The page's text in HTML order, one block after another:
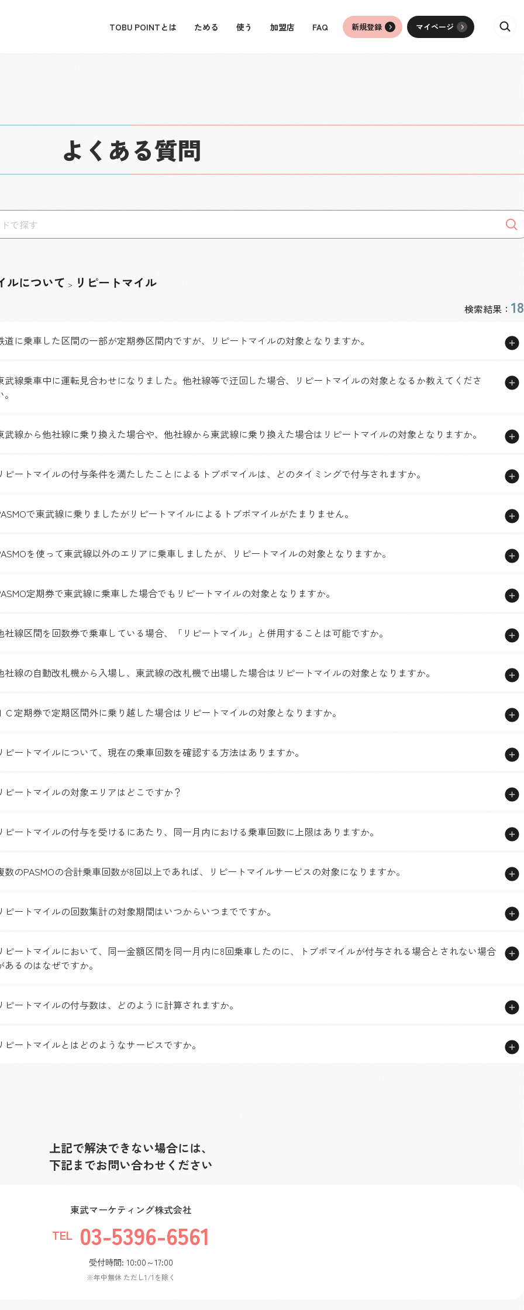
TOBU POINTとは ためる 使う 加盟店 FAQ 新規登録 マイページ
よくある質問
ルについて > リピートマイル
検索結果： 18
道に乗車した区間の一部が定期券区間内ですが、リピートマイルの対象となりますか。
武線乗車中に運転見合わせになりました。他社線等で迂回した場合、リピートマイルの対象となるか教えてくださ
武線から他社線に乗り換えた場合や、他社線から東武線に乗り換えた場合はリピートマイルの対象となりますか。
ピートマイルの付与条件を満たしたことによるトブポマイルは、どのタイミングで付与されますか。
で東武線に乗りましたがリピートマイルによるトブポマイルがたまりません。
を使って東武線以外のエリアに乗車しましたが、リピートマイルの対象となりますか。
定期券で東武線に乗車した場合でもリピートマイルの対象となりますか。
社線区間を回数券で乗車している場合、「リピートマイル」と併用することは可能ですか。
社線の自動改札機から入場し、東武線の改札機で出場した場合はリピートマイルの対象となりますか。
Ｃ定期券で定期区間外に乗り越した場合はリピートマイルの対象となりますか。
ピートマイルについて、現在の乗車回数を確認する方法はありますか。
ピートマイルの対象エリアはどこですか？
ピートマイルの付与を受けるにあたり、同一月内における乗車回数に上限はありますか。
数のPASMOの合計乗車回数が8回以上であれば、リピートマイルサービスの対象になりますか。
ピートマイルの回数集計の対象期間はいつからいつまでですか。
ピートマイルにおいて、同一金額区間を同一月内に8回乗車したのに、トブポマイルが付与される場合とされない場合
あるのはなぜですか。
ピートマイルの付与数は、どのように計算されますか。
ピートマイルとはどのようなサービスですか。
上記で解決できない場合には、
下記までお問い合わせください
東武マーケティング株式会社
TEL 03-5396-6561
受付時間: 10:00～17:00
※年中無休 ただし1/1を除く